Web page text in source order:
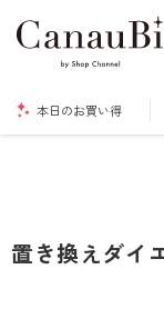
本日のお買い得
置き換えダイ